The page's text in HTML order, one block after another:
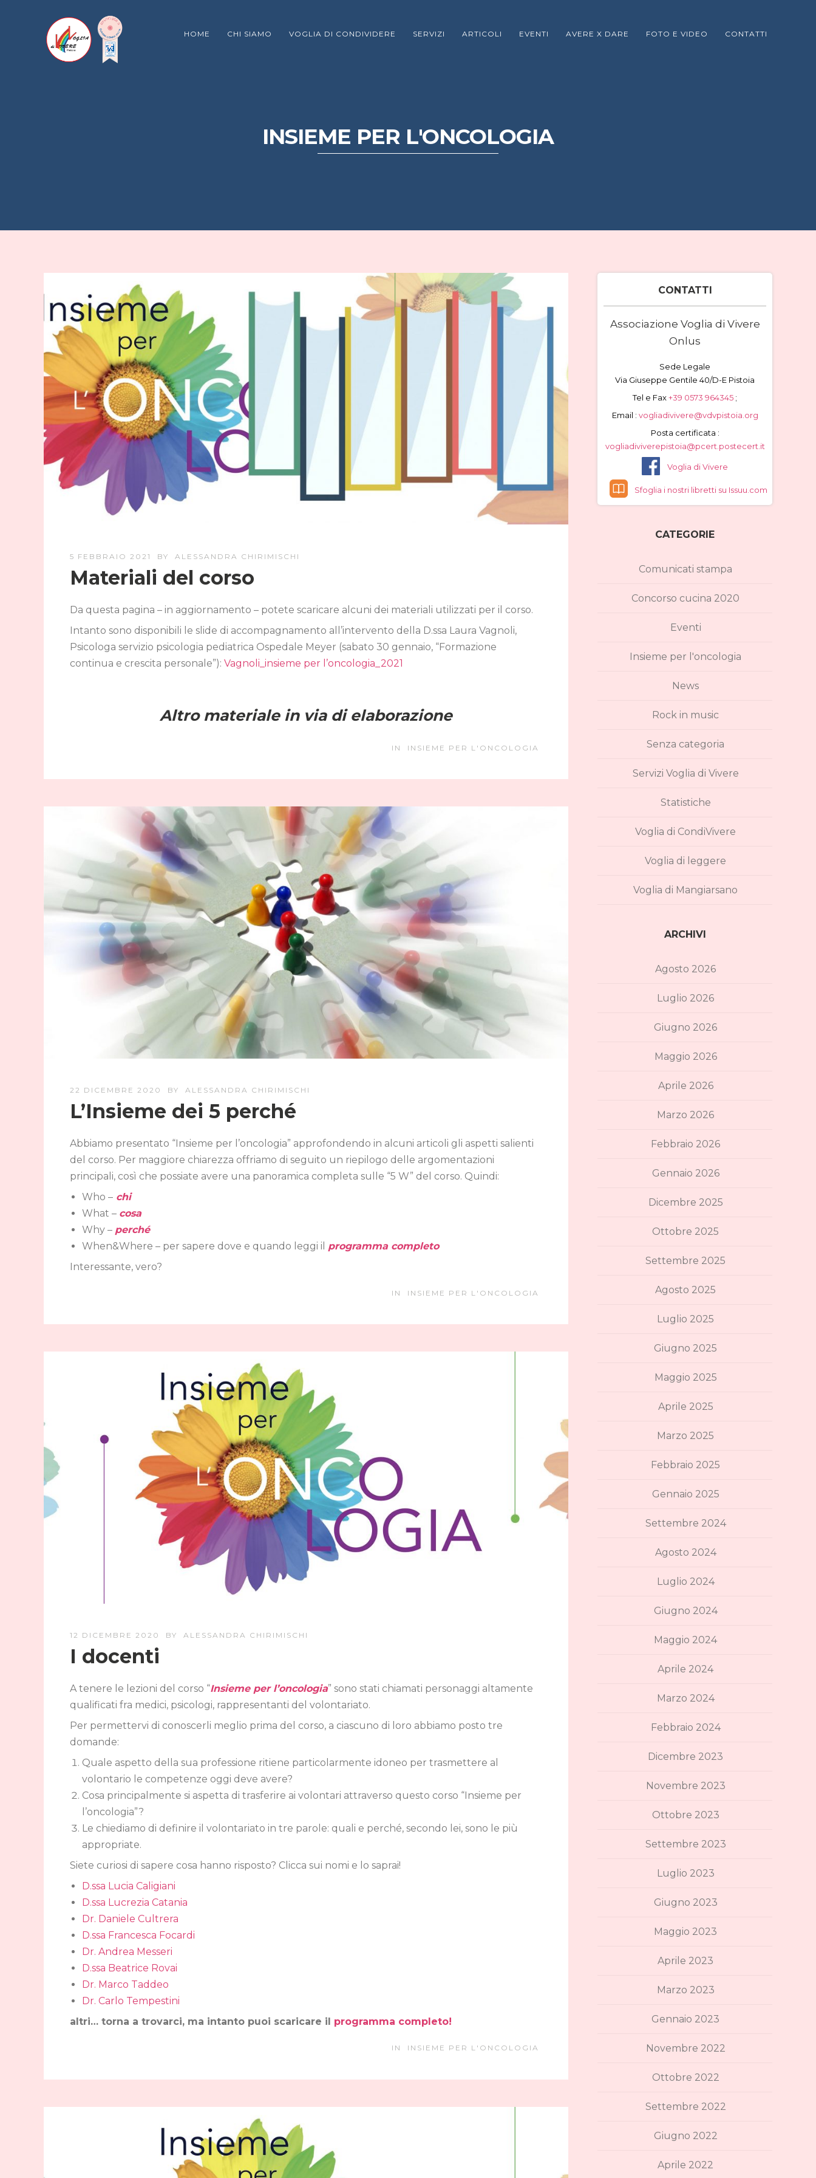
HOME CHI SIAMO VOGLIA DI CONDIVIDERE SERVIZI ARTICOLI EVENTI AVERE X DARE FOTO E VIDEO CONTATTI
INSIEME PER L'ONCOLOGIA
5 FEBBRAIO 2021 BY ALESSANDRA CHIRIMISCHI
Materiali del corso
Da questa pagina – in aggiornamento – potete scaricare alcuni dei materiali utilizzati per il corso.
Intanto sono disponibili le slide di accompagnamento all’intervento della D.ssa Laura Vagnoli,
Psicologa servizio psicologia pediatrica Ospedale Meyer (sabato 30 gennaio, “Formazione
continua e crescita personale”):Vagnoli_insieme per l’oncologia_2021
Altro materiale in via di elaborazione
IN INSIEME PER L'ONCOLOGIA
22 DICEMBRE 2020 BY ALESSANDRA CHIRIMISCHI
L’Insieme dei 5 perché
Abbiamo presentato “Insieme per l’oncologia” approfondendo in alcuni articoli gli aspetti salienti
del corso. Per maggiore chiarezza offriamo di seguito un riepilogo delle argomentazioni
principali, così che possiate avere una panoramica completa sulle “5 W” del corso. Quindi:
Who – chi
What – cosa
Why – perché
When&Where – per sapere dove e quando leggi il programma completo
Interessante, vero?
IN INSIEME PER L'ONCOLOGIA
12 DICEMBRE 2020 BY ALESSANDRA CHIRIMISCHI
I docenti
A tenere le lezioni del corso “Insieme per l’oncologia” sono stati chiamati personaggi altamente
qualificati fra medici, psicologi, rappresentanti del volontariato.
Per permettervi di conoscerli meglio prima del corso, a ciascuno di loro abbiamo posto tre
domande:
Quale aspetto della sua professione ritiene particolarmente idoneo per trasmettere al
volontario le competenze oggi deve avere?
Cosa principalmente si aspetta di trasferire ai volontari attraverso questo corso “Insieme per
l’oncologia”?
Le chiediamo di definire il volontariato in tre parole: quali e perché, secondo lei, sono le più
appropriate.
Siete curiosi di sapere cosa hanno risposto? Clicca sui nomi e lo saprai!
D.ssa Lucia Caligiani
D.ssa Lucrezia Catania
Dr. Daniele Cultrera
D.ssa Francesca Focardi
Dr. Andrea Messeri
D.ssa Beatrice Rovai
Dr. Marco Taddeo
Dr. Carlo Tempestini
altri… torna a trovarci, ma intanto puoi scaricare il programma completo!
IN INSIEME PER L'ONCOLOGIA
CONTATTI
Associazione Voglia di Vivere
Onlus
Sede Legale
Via Giuseppe Gentile 40/D-E Pistoia
Tel e Fax+39 0573 964345 ;
Email : vogliadivivere@vdvpistoia.org
Posta certificata :
vogliadiviverepistoia@pcert.postecert.it
Voglia di Vivere
Sfoglia i nostri libretti su Issuu.com
CATEGORIE
Comunicati stampa
Concorso cucina 2020
Eventi
Insieme per l'oncologia
News
Rock in music
Senza categoria
Servizi Voglia di Vivere
Statistiche
Voglia di CondiVivere
Voglia di leggere
Voglia di Mangiarsano
ARCHIVI
Agosto 2026
Luglio 2026
Giugno 2026
Maggio 2026
Aprile 2026
Marzo 2026
Febbraio 2026
Gennaio 2026
Dicembre 2025
Ottobre 2025
Settembre 2025
Agosto 2025
Luglio 2025
Giugno 2025
Maggio 2025
Aprile 2025
Marzo 2025
Febbraio 2025
Gennaio 2025
Settembre 2024
Agosto 2024
Luglio 2024
Giugno 2024
Maggio 2024
Aprile 2024
Marzo 2024
Febbraio 2024
Dicembre 2023
Novembre 2023
Ottobre 2023
Settembre 2023
Luglio 2023
Giugno 2023
Maggio 2023
Aprile 2023
Marzo 2023
Gennaio 2023
Novembre 2022
Ottobre 2022
Settembre 2022
Giugno 2022
Aprile 2022